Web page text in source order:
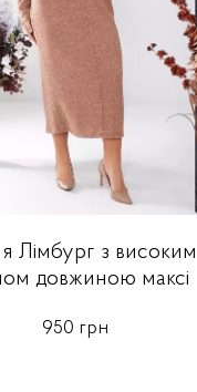
Лімбург з високим
довжиною максі
950 грн